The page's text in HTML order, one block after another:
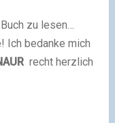
zu lesen…
Ich bedanke mich
recht herzlich